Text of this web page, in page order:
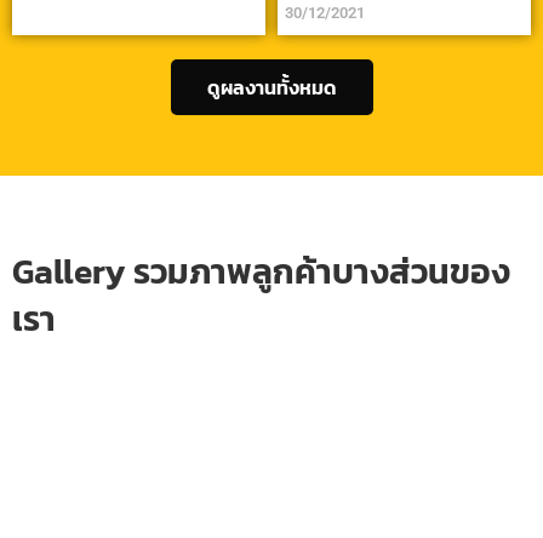
30/12/2021
ดูผลงานทั้งหมด
Gallery รวมภาพลูกค้าบางส่วนของ
เรา